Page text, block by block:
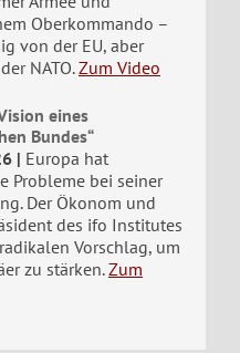
Oberkommando –
von der EU, aber
NATO. Zum Video
eines
Bundes“
Europa hat
Probleme bei seiner
Der Ökonom und
des ifo Institutes
Vorschlag, um
zu stärken.Zum